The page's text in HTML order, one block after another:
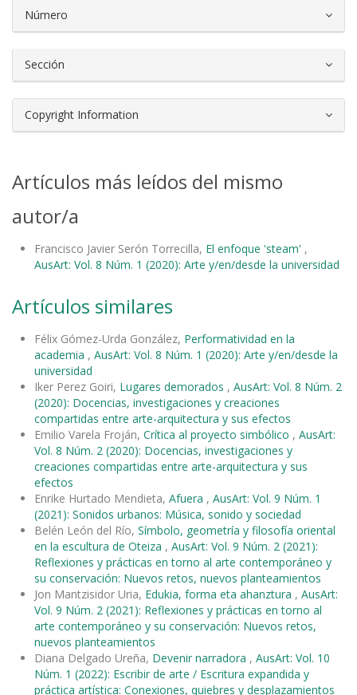
Número
Sección
Copyright Information
Artículos más leídos del mismo
autor/a
Francisco Javier Serón Torrecilla, El enfoque 'steam' ,
AusArt: Vol. 8 Núm. 1 (2020): Arte y/en/desde la universidad
Artículos similares
Félix Gómez-Urda González, Performatividad en la
academia , AusArt: Vol. 8 Núm. 1 (2020): Arte y/en/desde la
universidad
Iker Perez Goiri, Lugares demorados , AusArt: Vol. 8 Núm. 2
(2020): Docencias, investigaciones y creaciones
compartidas entre arte-arquitectura y sus efectos
Emilio Varela Froján, Crítica al proyecto simbólico , AusArt:
Vol. 8 Núm. 2 (2020): Docencias, investigaciones y
creaciones compartidas entre arte-arquitectura y sus
efectos
Enrike Hurtado Mendieta, Afuera , AusArt: Vol. 9 Núm. 1
(2021): Sonidos urbanos: Música, sonido y sociedad
Belén León del Río, Símbolo, geometría y filosofía oriental
en la escultura de Oteiza , AusArt: Vol. 9 Núm. 2 (2021):
Reflexiones y prácticas en torno al arte contemporáneo y
su conservación: Nuevos retos, nuevos planteamientos
Jon Mantzisidor Uria, Edukia, forma eta ahanztura , AusArt:
Vol. 9 Núm. 2 (2021): Reflexiones y prácticas en torno al
arte contemporáneo y su conservación: Nuevos retos,
nuevos planteamientos
Diana Delgado Ureña, Devenir narradora , AusArt: Vol. 10
Núm. 1 (2022): Escribir de arte / Escritura expandida y
práctica artística: Conexiones, quiebres y desplazamientos